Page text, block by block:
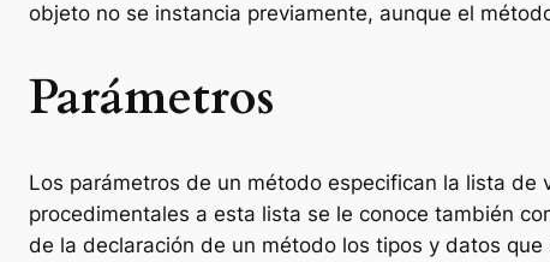
objeto no se instancia previamente, aunque el
Parámetros
Los parámetros de un método especifican la lista de
procedimentales a esta lista se le conoce también
de la declaración de un método los tipos y datos